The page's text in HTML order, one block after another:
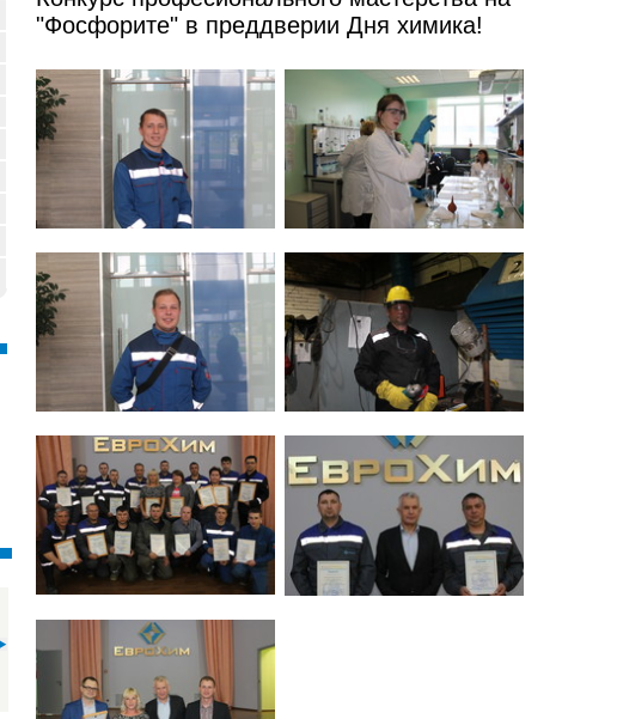
"Фосфорите" в преддверии Дня химика!